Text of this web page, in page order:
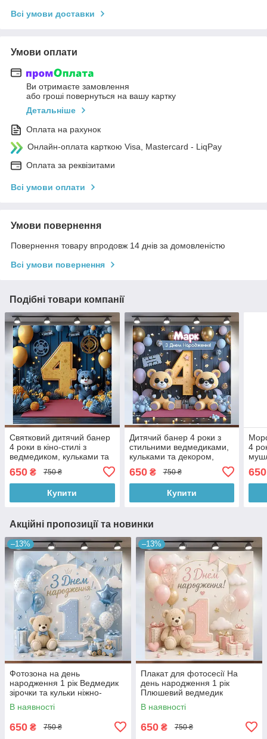
Всі умови доставки
Умови оплати
Ви отримаєте замовлення
або гроші повернуться на вашу картку
Детальніше
Оплата на рахунок
Онлайн-оплата карткою Visa, Mastercard - LiqPay
Оплата за реквізитами
Всі умови оплати
Умови повернення
Повернення товару впродовж 14 днів за домовленістю
Всі умови повернення
Подібні товари компанії
Святковий дитячий банер
4 роки в кіно-стилі з
ведмедиком, кульками та
День народження,
120x120 см, №43082
650 ₴ 750 ₴
Купити
Дитячий банер 4 роки з
стильними ведмедиками,
кульками та декором,
День народження,
120x120 см, №43083
650₴ 750 ₴
Купити
4
650
Акційні пропозиції та новинки
–13%
Фотозона на день
народження 1 рік Ведмедик
зірочки та кульки ніжно-
блакитний 120x120 см,
№43263
В наявності
650 ₴ 750 ₴
–13%
Плакат для фотосесії На
день народження 1 рік
Плюшевий ведмедик
рожевий 120x120 см,
№43248
В наявності
650 ₴ 750 ₴